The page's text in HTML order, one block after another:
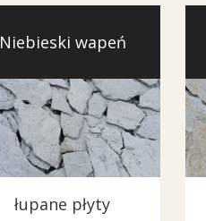
Niebieski wapeń
łupane płyty